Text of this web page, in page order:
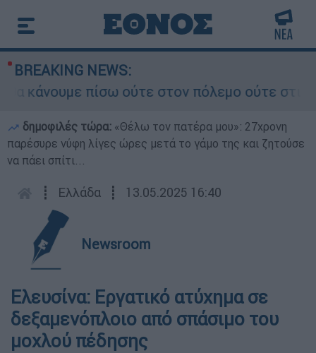
BREAKING NEWS:
κάνουμε πίσω ούτε στον πόλεμο ούτε στις
δημοφιλές τώρα: «Θέλω τον πατέρα μου»: 27χρονη
παρέσυρε νύφη λίγες ώρες μετά το γάμο της και ζητούσε
να πάει σπίτι...
┋ Ελλάδα ┋ 13.05.2025 16:40
Newsroom
Ελευσίνα: Εργατικό ατύχημα σε
δεξαμενόπλοιο από σπάσιμο του
μοχλού πέδησης